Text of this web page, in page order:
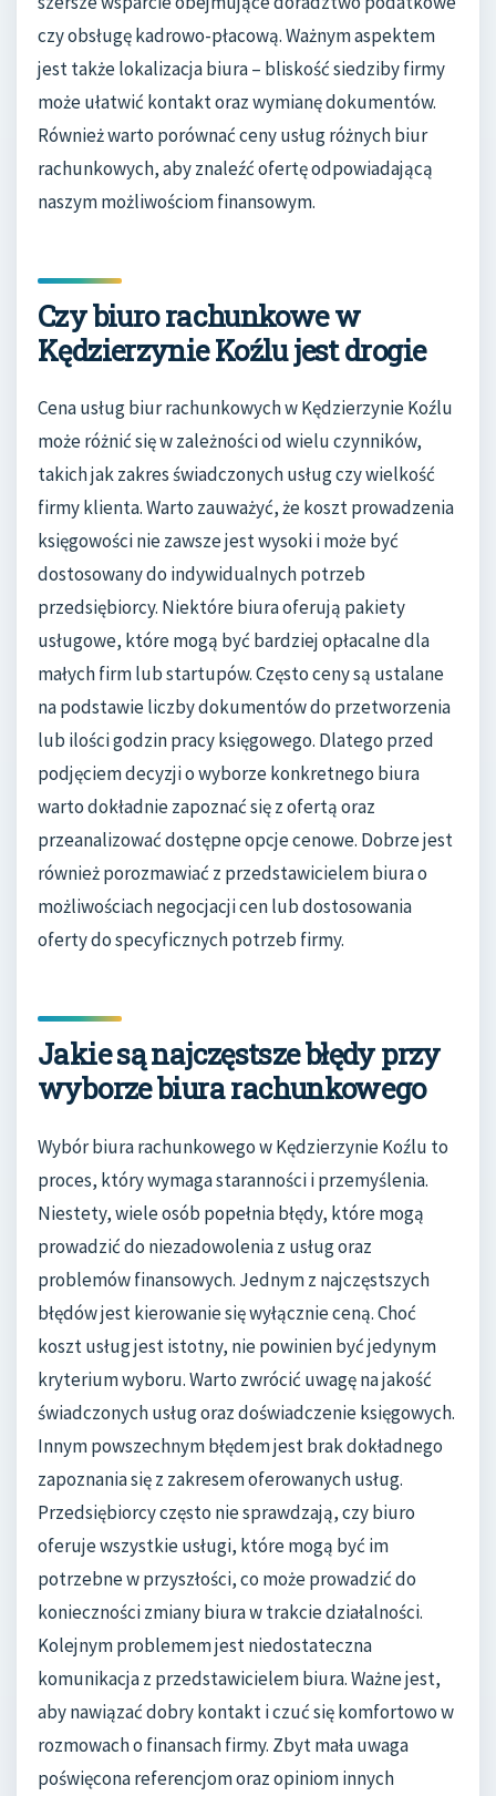
czy obsługę kadrowo-płacową. Ważnym aspektem
jest także lokalizacja biura – bliskość siedziby firmy
może ułatwić kontakt oraz wymianę dokumentów.
Również warto porównać ceny usług różnych biur
rachunkowych, aby znaleźć ofertę odpowiadającą
naszym możliwościom finansowym.
Czy biuro rachunkowe w
Kędzierzynie Koźlu jest drogie
Cena usług biur rachunkowych w Kędzierzynie Koźlu
może różnić się w zależności od wielu czynników,
takich jak zakres świadczonych usług czy wielkość
firmy klienta. Warto zauważyć, że koszt prowadzenia
księgowości nie zawsze jest wysoki i może być
dostosowany do indywidualnych potrzeb
przedsiębiorcy. Niektóre biura oferują pakiety
usługowe, które mogą być bardziej opłacalne dla
małych firm lub startupów. Często ceny są ustalane
na podstawie liczby dokumentów do przetworzenia
lub ilości godzin pracy księgowego. Dlatego przed
podjęciem decyzji o wyborze konkretnego biura
warto dokładnie zapoznać się z ofertą oraz
przeanalizować dostępne opcje cenowe. Dobrze jest
również porozmawiać z przedstawicielem biura o
możliwościach negocjacji cen lub dostosowania
oferty do specyficznych potrzeb firmy.
Jakie są najczęstsze błędy przy
wyborze biura rachunkowego
Wybór biura rachunkowego w Kędzierzynie Koźlu to
proces, który wymaga staranności i przemyślenia.
Niestety, wiele osób popełnia błędy, które mogą
prowadzić do niezadowolenia z usług oraz
problemów finansowych. Jednym z najczęstszych
błędów jest kierowanie się wyłącznie ceną. Choć
koszt usług jest istotny, nie powinien być jedynym
kryterium wyboru. Warto zwrócić uwagę na jakość
świadczonych usług oraz doświadczenie księgowych.
Innym powszechnym błędem jest brak dokładnego
zapoznania się z zakresem oferowanych usług.
Przedsiębiorcy często nie sprawdzają, czy biuro
oferuje wszystkie usługi, które mogą być im
potrzebne w przyszłości, co może prowadzić do
konieczności zmiany biura w trakcie działalności.
Kolejnym problemem jest niedostateczna
komunikacja z przedstawicielem biura. Ważne jest,
aby nawiązać dobry kontakt i czuć się komfortowo w
rozmowach o finansach firmy. Zbyt mała uwaga
poświęcona referencjom oraz opiniom innych